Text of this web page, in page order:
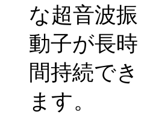
な超音波振
動子が長時
間持続でき
ます。